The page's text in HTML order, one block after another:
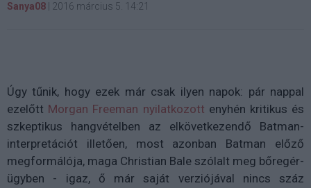
Sanya08 2016 március 5. 14:21
Úgy tűnik, hogy ezek már csak ilyen napok: pár nappal
ezelőtt Morgan Freeman nyilatkozott enyhén kritikus és
szkeptikus hangvételben az elkövetkezendő Batman-
interpretációt illetően, most azonban Batman előző
megformálója, maga Christian Bale szólalt meg bőregér-
ügyben - igaz, ő már saját verziójával nincs száz